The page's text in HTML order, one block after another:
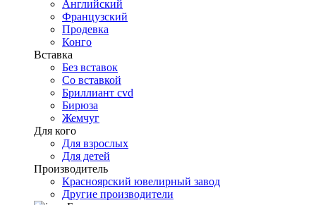
Английский
Французский
Продевка
Конго
Вставка
Без вставок
Со вставкой
Бриллиант cvd
Бирюза
Жемчуг
Для кого
Для взрослых
Для детей
Производитель
Красноярский ювелирный завод
Другие производители